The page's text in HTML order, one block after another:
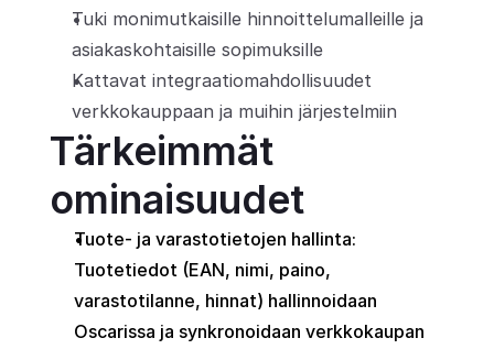
Tuki monimutkaisille hinnoittelumalleille ja
asiakaskohtaisille sopimuksille
Kattavat integraatiomahdollisuudet
verkkokauppaan ja muihin järjestelmiin
Tärkeimmät
ominaisuudet
Tuote- ja varastotietojen hallinta:
Tuotetiedot (EAN, nimi, paino,
varastotilanne, hinnat) hallinnoidaan
Oscarissa ja synkronoidaan verkkokaupan